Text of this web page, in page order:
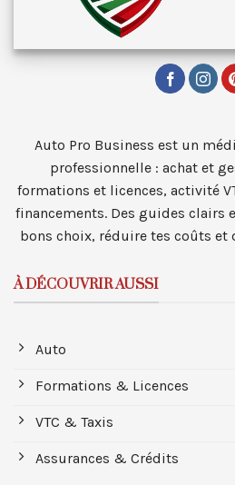
Auto Pro Business est un
professionnelle : achat et
formations et licences, activité
financements. Des guides clairs
bons choix, réduire tes coûts et
À DÉCOUVRIR AUSSI
Auto
Formations & Licences
VTC & Taxis
Assurances & Crédits